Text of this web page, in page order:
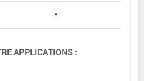
-
APPLICATIONS :